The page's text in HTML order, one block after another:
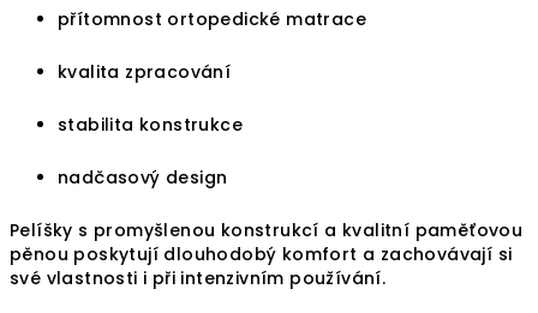
přítomnost ortopedické matrace
kvalita zpracování
stabilita konstrukce
nadčasový design
Pelíšky s promyšlenou konstrukcí a kvalitní paměťovou
pěnou poskytují dlouhodobý komfort a zachovávají si
své vlastnosti i při intenzivním používání.